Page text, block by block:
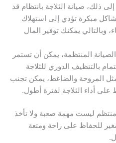
إلى ذلك، صيانة الثلاجة بانتظام قد
مبكرة تؤدي إلى استهلاك
وبالتالي يمكنك توفير المال
المنتظمة، يمكن أن تستمر
بالتنظيف الدوري للثلاجة
المروحة والضاغط، يمكن تجنب
على أداء الثلاجة لفترة أطول.
منتظم ليست مهمة صعبة ولا تأخذ
للحفاظ على راحة ومتعة